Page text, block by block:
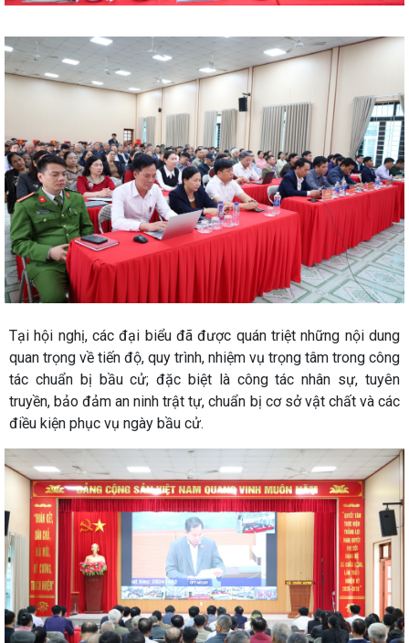
Tại hội nghị, các đại biểu đã được quán triệt những nội dung
quan trọng về tiến độ, quy trình, nhiệm vụ trọng tâm trong công
tác chuẩn bị bầu cử; đặc biệt là công tác nhân sự, tuyên
truyền, bảo đảm an ninh trật tự, chuẩn bị cơ sở vật chất và các
điều kiện phục vụ ngày bầu cử.